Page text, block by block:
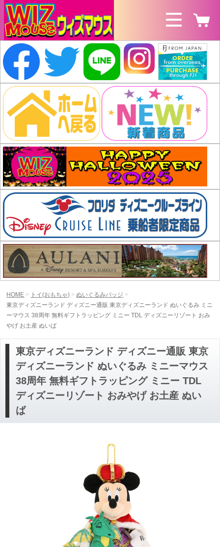
HOME トイ(おもちゃ)
ぬいぐるみバッジ
東京ディズニーランド ディズニー通販 東京ディズニーランド ぬいぐるみ ミニ
ーマウス 38周年 無料ギフトラッピング ミニー TDL ディズニーリゾート おみ
やげ お土産 ぬいば
東京ディズニーランド ディズニー通販 東京
ディズニーランド ぬいぐるみ ミニーマウス
38周年 無料ギフトラッピング ミニー TDL
ディズニーリゾート おみやげ お土産 ぬい
ば